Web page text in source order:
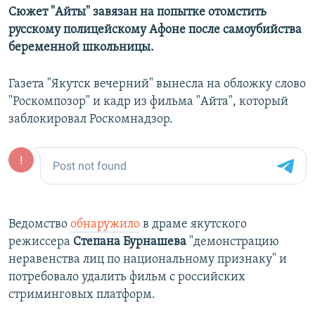
Все сайты РСЕ/РС
Сюжет "Айты" завязан на попытке отомстить
русскому полицейскому Афоне после самоубийства
беременной школьницы.
Газета "Якутск вечерний" вынесла на обложку слово
"Роскомпозор" и кадр из фильма "Айта", который
заблокировал Роскомнадзор.
Ведомство обнаружило в драме якутского
режиссера Степана Бурнашева "демонстрацию
неравенства лиц по национальному признаку" и
потребовало удалить фильм с российских
стриминговых платформ.